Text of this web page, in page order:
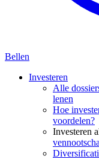
Bellen
Investeren
Alle
lenen
Hoe
voordelen?
Investeren